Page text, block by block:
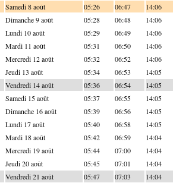
Samedi 8 août 05:26 06:47 14:06
Dimanche 9 août 05:28 06:48 14:06
Lundi 10 août 05:29 06:49 14:06
Mardi 11 août 05:31 06:50 14:06
Mercredi 12 août 05:32 06:52 14:06
Jeudi 13 août 05:34 06:53 14:05
Vendredi 14 août 05:36 06:54 14:05
Samedi 15 août 05:37 06:55 14:05
Dimanche 16 août 05:39 06:56 14:05
Lundi 17 août 05:40 06:58 14:05
Mardi 18 août 05:42 06:59 14:04
Mercredi 19 août 05:44 07:00 14:04
Jeudi 20 août 05:45 07:01 14:04
Vendredi 21 août 05:47 07:03 14:04